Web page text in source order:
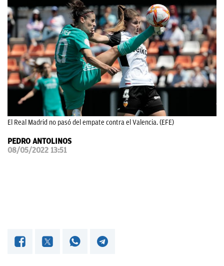
DIRECTO
FEMENINO
PAPARAZZI
OKDIARIO
El Real Madrid no pasó del empate contra el Valencia. (EFE)
PEDRO ANTOLINOS
08/05/2022 13:51